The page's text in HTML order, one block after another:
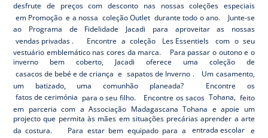
desfrute de preços com desconto nas nossas coleções especiais
em Promoção e a nossa coleção Outlet durante todo o ano. Junte-se
ao Programa de Fidelidade Jacadi para aproveitar as nossas
vendas privadas . Encontre a coleção Les Essentiels
com o seu
vestuário emblemático nas cores da marca. Para passar o outono e o
inverno bem coberto, Jacadi oferece uma coleção de
casacos de bebé e de criança e sapatos de Inverno . Um casamento,
um batizado, uma comunhão planeada? Encontre os
fatos de cerimónia para o seu filho. Encontre os sacos Tohana, feito
em parceria com a Associação Madagascana Tohana e apoie um
projecto que permita às mães em situações precárias aprender a arte
da costura. Para estar bem equipado para a
entrada escolar e